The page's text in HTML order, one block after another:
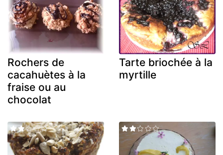
Rochers de
cacahuètes à la
fraise ou au
chocolat
Tarte briochée à la
myrtille